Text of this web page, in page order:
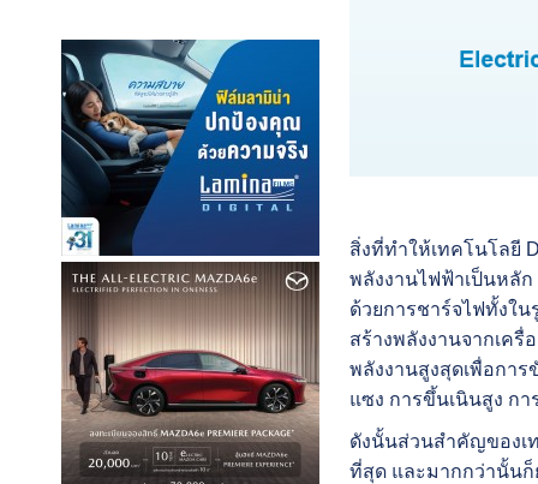
สิ่งที่ทำให้เทคโนโลยี
พลังงานไฟฟ้าเป็นหลั
ด้วยการชาร์จไฟทั้งใ
สร้างพลังงานจากเครื่
พลังงานสูงสุดเพื่อการ
แซง การขึ้นเนินสูง ก
ดังนั้นส่วนสำคัญของเ
ที่สุด และมากกว่านั้น